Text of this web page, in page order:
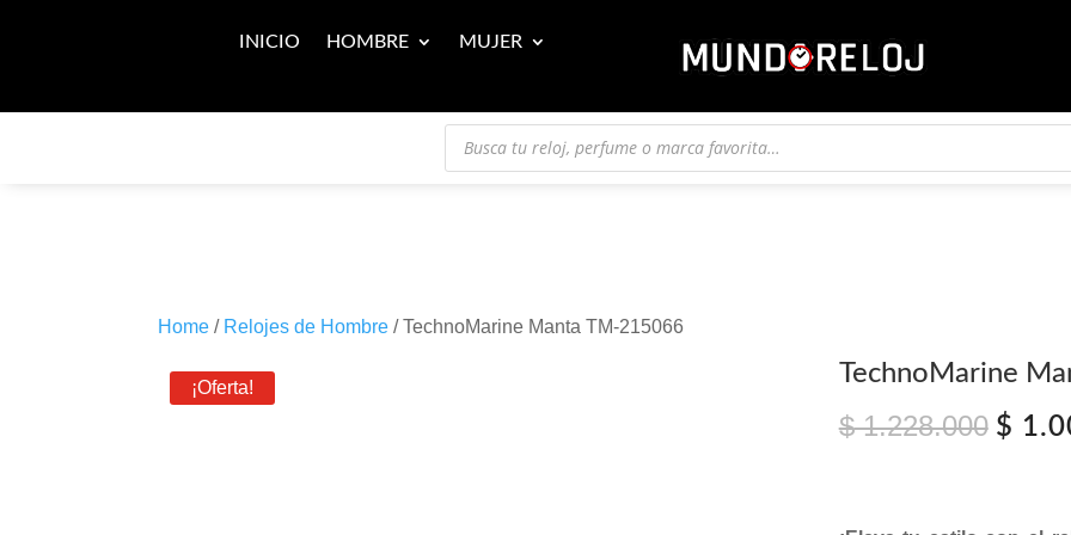
INICIO HOMBRE MUJER
Búsqueda
productos
Home / Relojes de Hombre / TechnoMarine Manta TM-215066
¡Oferta! TechnoMarine
$1.228.000 El
$